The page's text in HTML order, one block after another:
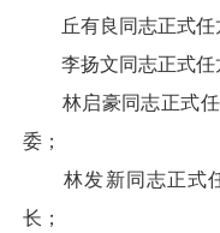
丘有良同志正式任
李扬文同志正式任
林启豪同志正式任
委；
林发新同志正式任
长；